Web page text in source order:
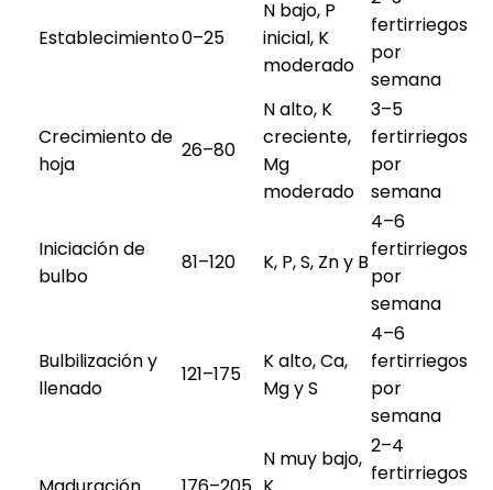
Establecimiento0–25
N bajo, P
inicial, K
moderado
fertirriegos
por
semana
Crecimiento de
hoja
26–80
N alto, K
creciente,
Mg
moderado
3–5
fertirriegos
por
semana
Iniciación de
bulbo
81–120 K, P, S, Zn y B
4–6
fertirriegos
por
semana
Bulbilización y
llenado
121–175
K alto, Ca,
Mg y S
4–6
fertirriegos
por
semana
N muy bajo,
2–4
fertirriegos